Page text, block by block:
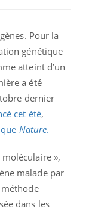
Pour la
génétique
atteint d’un
a été
dernier
cet été,
Nature.
»,
malade par
dans les